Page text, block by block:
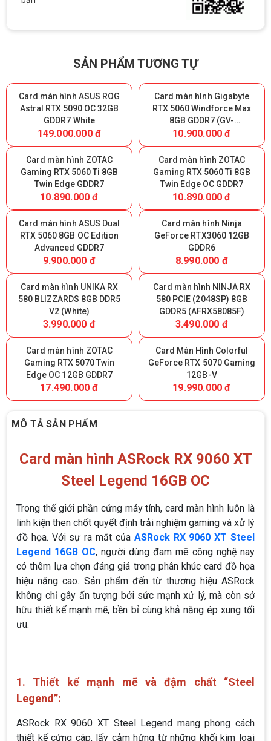
SẢN PHẨM TƯƠNG TỰ
Card màn hình ASUS ROG
Astral RTX 5090 OC 32GB
GDDR7 White
149.000.000 đ
Card màn hình Gigabyte
RTX 5060 Windforce Max
8GB GDDR7 (GV-
N5060WF2MAX-OC 8GD)
10.900.000 đ
Card màn hình ZOTAC
Gaming RTX 5060 Ti 8GB
Twin Edge GDDR7
10.890.000 đ
Card màn hình ZOTAC
Gaming RTX 5060 Ti 8GB
Twin Edge OC GDDR7
10.890.000 đ
Card màn hình ASUS Dual
RTX 5060 8GB OC Edition
Advanced GDDR7
9.900.000 đ
Card màn hình Ninja
GeForce RTX3060 12GB
GDDR6
8.990.000 đ
Card màn hình UNIKA RX
580 BLIZZARDS 8GB DDR5
V2 (White)
3.990.000 đ
Card màn hình NINJA RX
580 PCIE (2048SP) 8GB
GDDR5 (AFRX58085F)
3.490.000 đ
Card màn hình ZOTAC
Gaming RTX 5070 Twin
Edge OC 12GB GDDR7
17.490.000 đ
Card Màn Hình Colorful
GeForce RTX 5070 Gaming
12GB-V
19.990.000 đ
MÔ TẢ SẢN PHẨM
Card màn hình ASRock RX 9060 XT
Steel Legend 16GB OC
Trong thế giới phần cứng máy tính, card màn hình luôn là
linh kiện then chốt quyết định trải nghiệm gaming và xử lý
đồ họa. Với sự ra mắt của ASRock RX 9060 XT Steel
Legend 16GB OC, người dùng đam mê công nghệ nay
có thêm lựa chọn đáng giá trong phân khúc card đồ họa
hiệu năng cao. Sản phẩm đến từ thương hiệu ASRock
không chỉ gây ấn tượng bởi sức mạnh xử lý, mà còn sở
hữu thiết kế mạnh mẽ, bền bỉ cùng khả năng ép xung tối
ưu.
1. Thiết kế mạnh mẽ và đậm chất “Steel
Legend”:
ASRock RX 9060 XT Steel Legend mang phong cách
thiết kế cứng cáp, lấy cảm hứng từ những khối kim loại